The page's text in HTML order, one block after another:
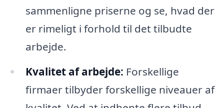
sammenligne priserne og se, hvad der
er rimeligt i forhold til det tilbudte
arbejde.
Kvalitet af arbejde: Forskellige
firmaer tilbyder forskellige niveauer af